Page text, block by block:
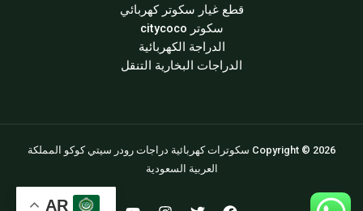
قطع غيار سكوتر كهربائي
سكوتر citycoco
الدراجة الكهربائية
الدراجات البخارية التنقل
Copyright © 2026 سكوترات كهربائية دراجات رودر سيتي كوكو المملكة
العربية السعودية
AR